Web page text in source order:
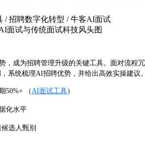
/ 招聘数字化转型 / 牛客AI面试
，成为招聘管理升级的关键工具。面对流程
系统梳理AI招聘优势，并给出高效实操建议。
50%+ （AI面试工具）
化水平
选人甄别